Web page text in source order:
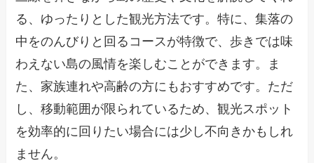
る、ゆったりとした観光方法です。特に、集落の
中をのんびりと回るコースが特徴で、歩きでは味
わえない島の風情を楽しむことができます。ま
た、家族連れや高齢の方にもおすすめです。ただ
し、移動範囲が限られているため、観光スポット
を効率的に回りたい場合には少し不向きかもしれ
ません。